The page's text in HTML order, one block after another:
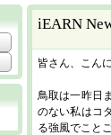
iEARN
皆さん、こん
鳥取は一昨日
のない私はコ
る強風でこと